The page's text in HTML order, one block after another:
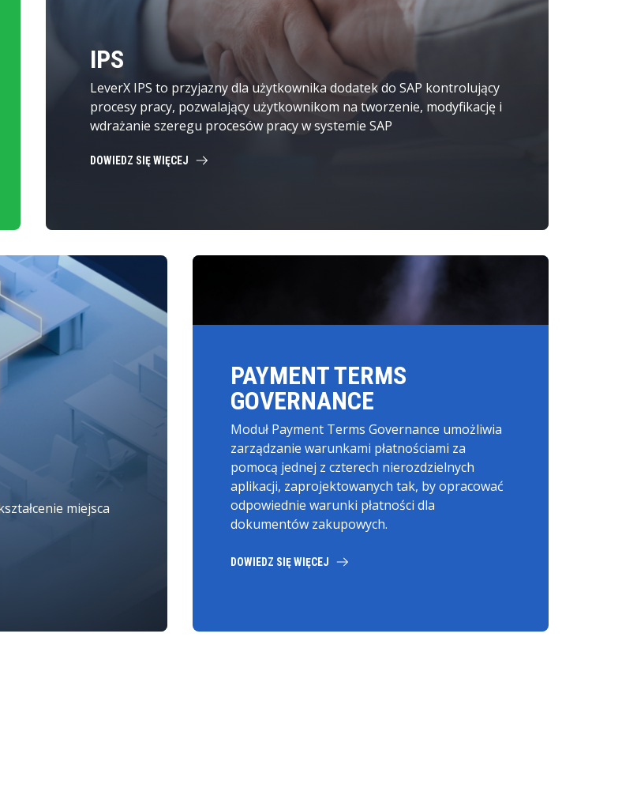
IPS
LeverX IPS to przyjazny dla użytkownika dodatek do SAP kontrolujący
procesy pracy, pozwalający użytkownikom na tworzenie, modyfikację i
wdrażanie szeregu procesów pracy w systemie SAP
DOWIEDZ SIĘ WIĘCEJ
miejsca
PAYMENT TERMS
GOVERNANCE
Moduł Payment Terms Governance umożliwia
zarządzanie warunkami płatnościami za
pomocą jednej z czterech nierozdzielnych
aplikacji, zaprojektowanych tak, by opracować
odpowiednie warunki płatności dla
dokumentów zakupowych.
DOWIEDZ SIĘ WIĘCEJ